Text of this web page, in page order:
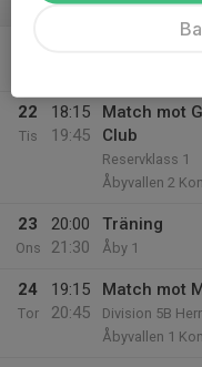
22
Tis
18:15
19:45
Match mot
Club
Reservklass 1
Åbyvallen 2
23
Ons
20:00
21:30
Träning
Åby 1
24
Tor
19:15
20:45
Match mot
Division 5B Herr
Åbyvallen 1